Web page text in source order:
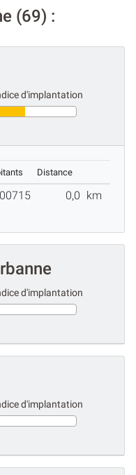
(69) :
d'implantation
Distance
0,0 km
d'implantation
d'implantation